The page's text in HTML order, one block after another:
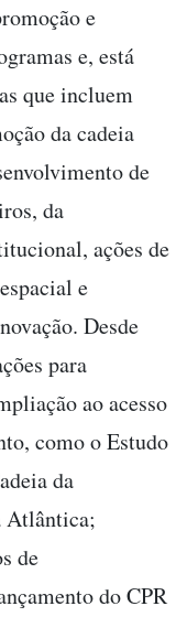
e
e, está
que incluem
da cadeia
de
da
ações de
e
Desde
para
ao acesso
como o Estudo
da
Atlântica;
de
do CPR